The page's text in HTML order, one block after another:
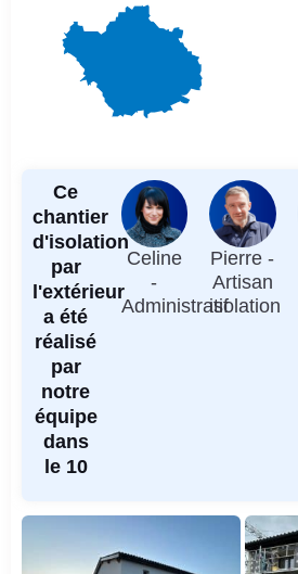
Ce
chantier
d'isolation
par
l'extérieur
a été
réalisé
par
notre
équipe
dans
le 10
Celine
-
Administratif
Pierre -
Artisan
isolation